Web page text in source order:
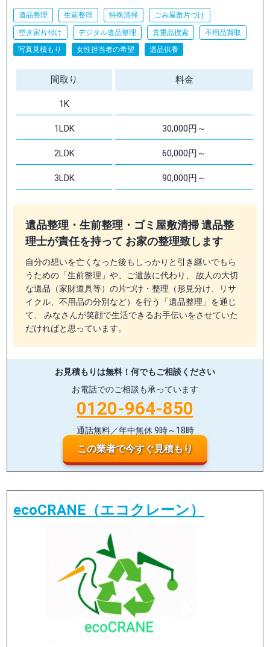
遺品整理 生前整理 特殊清掃 ごみ屋敷片づけ
空き家片付け デジタル遺品整理 貴重品捜索
不用品買取
写真見積もり
女性担当者の希望 遺品供養
間取り 料金
1K
1LDK 30,000円～
2LDK 60,000円～
3LDK 90,000円～
遺品整理・生前整理・ゴミ屋敷清掃 遺品整
理士が責任を持って お家の整理致します
自分の想いを亡くなった後もしっかりと引き継いでもら
うための「生前整理」や、ご遺族に代わり、 故人の大切
な遺品（家財道具等）の片づけ・整理（形見分け、リサ
イクル、不用品の分別など）を行う「遺品整理」を通じ
て、 みなさんが笑顔で生活できるお手伝いをさせていた
だければと思っています。
お見積もりは無料！ 何でもご相談ください
お電話でのご相談も承っています
0120-964-850
通話無料／年中無休 9時～18時
この業者で今すぐ見積もり
ecoCRANE（エコクレーン）